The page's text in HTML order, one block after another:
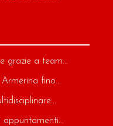
grazie a team...
fino...